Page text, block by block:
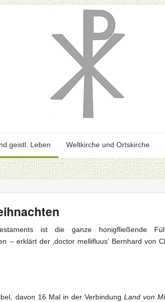
geistl. Leben Weltkirche und Ortskirche
ist die ganze honigfließende
– erklärt der ‚doctor mellifluus’ Bernhard von
davon 16 Mal in der Verbindung Land von